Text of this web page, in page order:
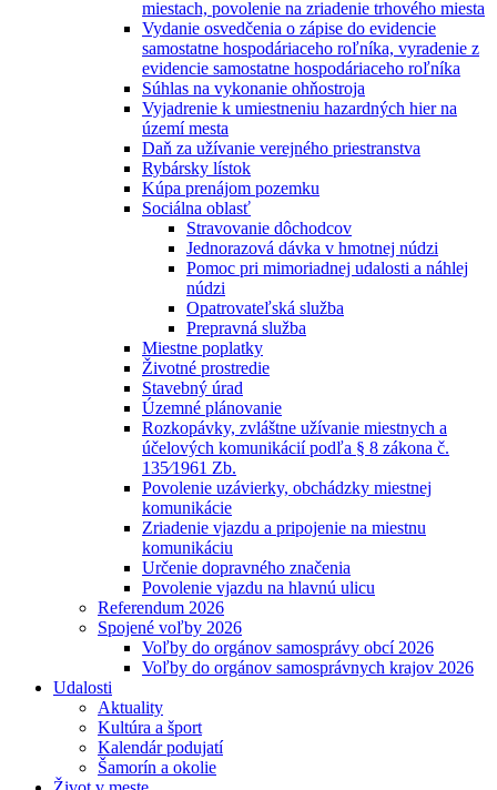
miestach, povolenie na zriadenie trhového miesta
Vydanie osvedčenia o zápise do evidencie
samostatne hospodáriaceho roľníka, vyradenie z
evidencie samostatne hospodáriaceho roľníka
Súhlas na vykonanie ohňostroja
Vyjadrenie k umiestneniu hazardných hier na
území mesta
Daň za užívanie verejného priestranstva
Rybársky lístok
Kúpa prenájom pozemku
Sociálna oblasť
Stravovanie dôchodcov
Jednorazová dávka v hmotnej núdzi
Pomoc pri mimoriadnej udalosti a náhlej
núdzi
Opatrovateľská služba
Prepravná služba
Miestne poplatky
Životné prostredie
Stavebný úrad
Územné plánovanie
Rozkopávky, zvláštne užívanie miestnych a
účelových komunikácií podľa § 8 zákona č.
135⁄1961 Zb.
Povolenie uzávierky, obchádzky miestnej
komunikácie
Zriadenie vjazdu a pripojenie na miestnu
komunikáciu
Určenie dopravného značenia
Povolenie vjazdu na hlavnú ulicu
Referendum 2026
Spojené voľby 2026
Voľby do orgánov samosprávy obcí 2026
Voľby do orgánov samosprávnych krajov 2026
Udalosti
Aktuality
Kultúra a šport
Kalendár podujatí
Šamorín a okolie